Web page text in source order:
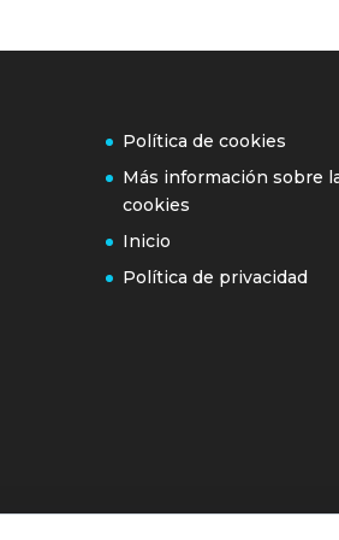
Política de cookies
Más información sobre
cookies
Inicio
Política de privacidad